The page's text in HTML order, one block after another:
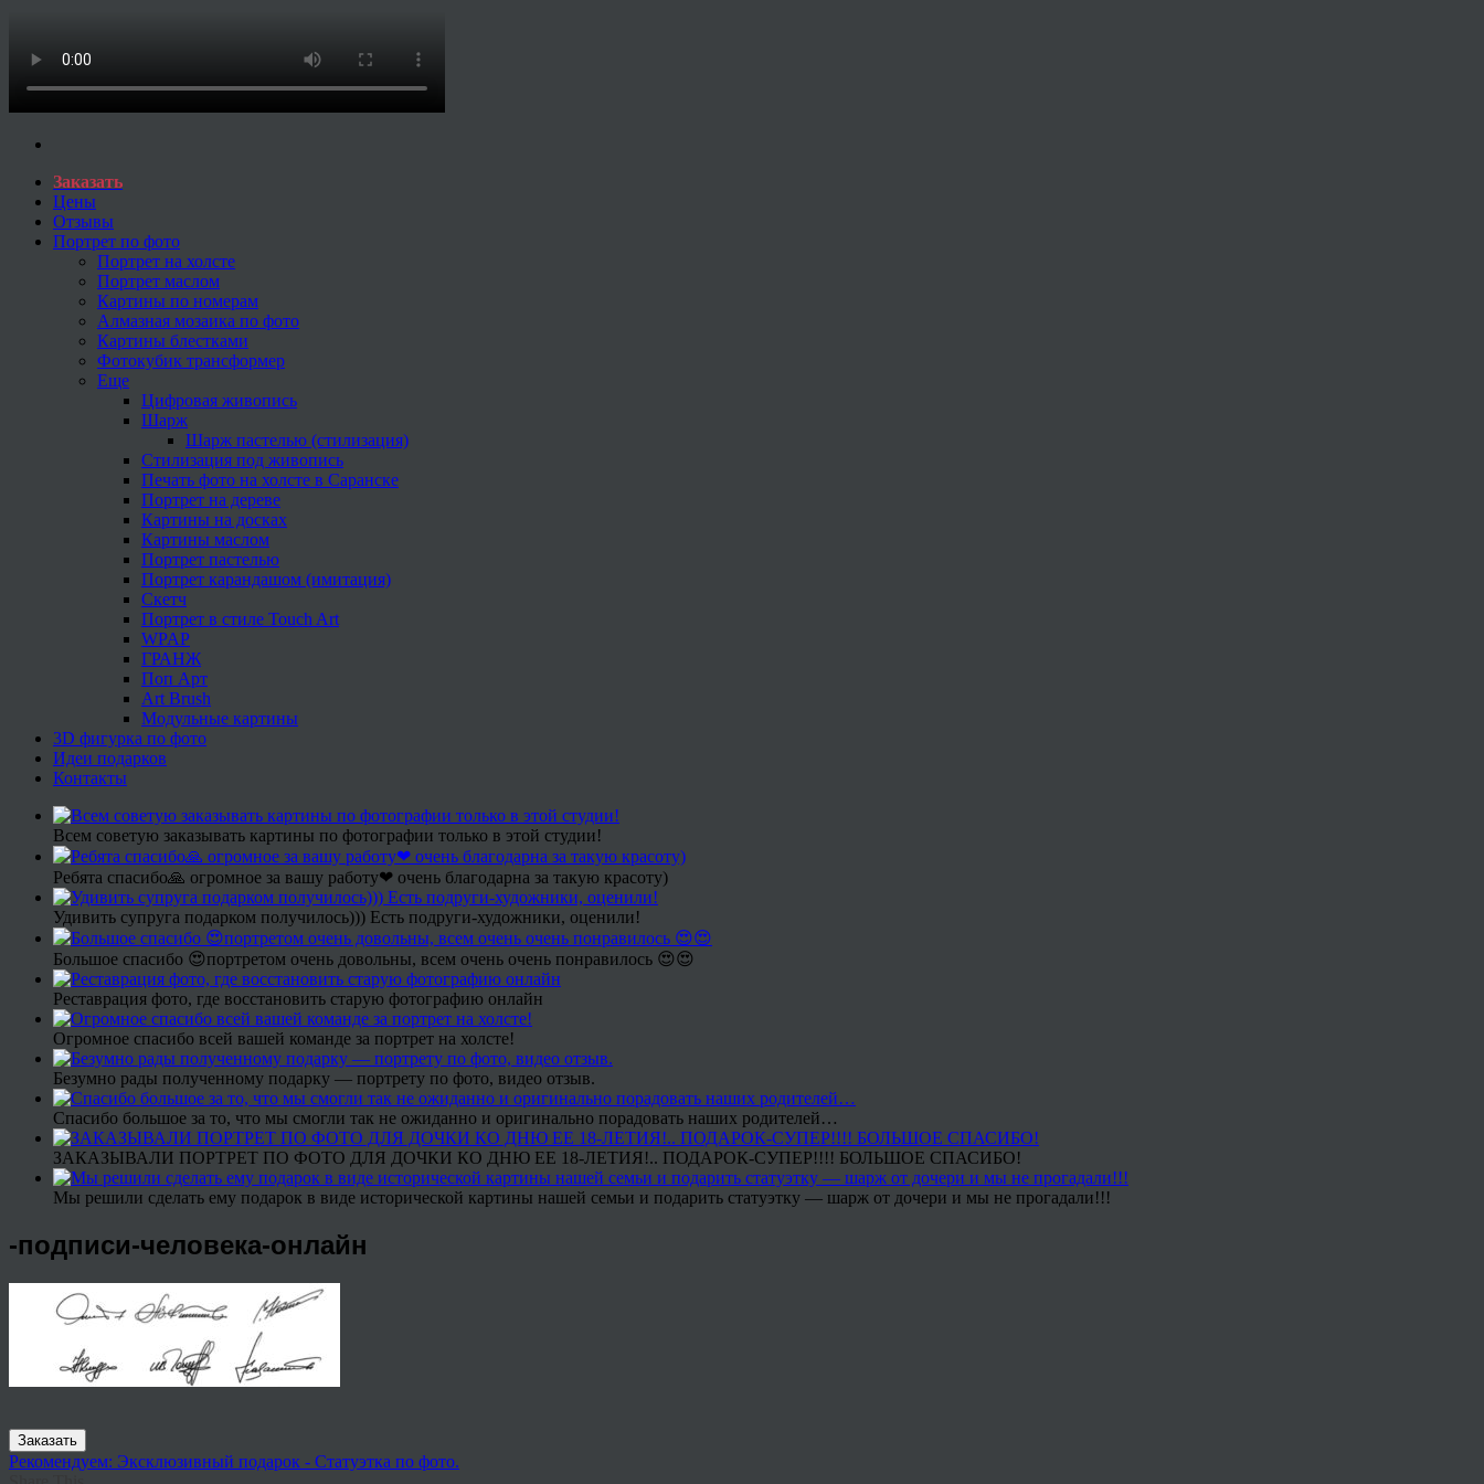
Заказать
Цены
Отзывы
Портрет по фото
Портрет на холсте
Портрет маслом
Картины по номерам
Алмазная мозаика по фото
Картины блестками
Фотокубик трансформер
Еще
Цифровая живопись
Шарж
Шарж пастелью (стилизация)
Стилизация под живопись
Печать фото на холсте в Саранске
Портрет на дереве
Картины на досках
Картины маслом
Портрет пастелью
Портрет карандашом (имитация)
Скетч
Портрет в стиле Touch Art
WPAP
ГРАНЖ
Поп Арт
Art Brush
Модульные картины
3D фигурка по фото
Идеи подарков
Контакты
Всем советую заказывать картины по фотографии только в этой студии!
Ребята спасибо🙏 огромное за вашу работу❤ очень благодарна за такую красоту)
Удивить супруга подарком получилось))) Есть подруги-художники, оценили!
Большое спасибо 😍портретом очень довольны, всем очень очень понравилось 😍😍
Реставрация фото, где восстановить старую фотографию онлайн
Огромное спасибо всей вашей команде за портрет на холсте!
Безумно рады полученному подарку — портрету по фото, видео отзыв.
Спасибо большое за то, что мы смогли так не ожиданно и оригинально порадовать наших родителей…
ЗАКАЗЫВАЛИ ПОРТРЕТ ПО ФОТО ДЛЯ ДОЧКИ КО ДНЮ ЕЕ 18-ЛЕТИЯ!.. ПОДАРОК-СУПЕР!!!! БОЛЬШОЕ СПАСИБО!
Мы решили сделать ему подарок в виде исторической картины нашей семьи и подарить статуэтку — шарж от дочери и мы не прогадали!!!
-подписи-человека-онлайн
Заказать
Рекомендуем: Эксклюзивный подарок - Статуэтка по фото.